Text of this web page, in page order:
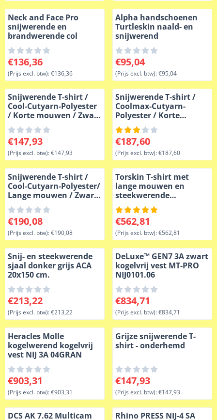
Neck and Face Pro
snijwerende en
brandwerende col
Prijs: 136,36, exclusief btw: 136,36
€136,36
(Prijs excl. btw):€136,36
Alpha handschoenen
Turtleskin naald- en
snijwerend
Prijs: 95,04, exclusief btw:
€95,04
(Prijs excl. btw):€95,04
Snijwerende T-shirt /
Cool-Cutyarn-Polyester
/ Korte mouwen / Zwart
VBR-Belgium
Prijs: 147,93, exclusief btw: 147,93
€147,93
(Prijs excl. btw):€147,93
Snijwerende T-shirt /
Coolmax-Cutyarn-
Polyester / Korte
mouwen / Zwart
Prijs: 187,60, exclusief btw:
€187,60
(Prijs excl. btw):€187,60
Snijwerende T-shirt /
Cool-Cutyarn-Polyester/
Lange mouwen / Zwart
VBR-Belgium
Prijs: 190,08, exclusief btw: 190,08
€190,08
(Prijs excl. btw):€190,08
Torskin T-shirt met
lange mouwen en
steekwerende
pakketten 36J
Prijs: 562,81, exclusief btw:
€562,81
(Prijs excl. btw):€562,81
Snij- en steekwerende
sjaal donker grijs ACA
20x150 cm.
Prijs: 213,22, exclusief btw: 213,22
€213,22
(Prijs excl. btw):€213,22
DeLuxe™ GEN7 3A zwart
kogelvrij vest MT-PRO
NIJ0101.06
Prijs: 834,71, exclusief btw:
€834,71
(Prijs excl. btw):€834,71
Heracles Molle
kogelwerend kogelvrij
vest NIJ 3A 04GRAN
Prijs: 903,31, exclusief btw: 903,31
€903,31
(Prijs excl. btw):€903,31
Grijze snijwerende T-
shirt - onderhemd
Prijs: 147,93, exclusief btw:
€147,93
(Prijs excl. btw):€147,93
DCS AK 7.62 Multicam
Rhino PRESS NIJ-4 SA